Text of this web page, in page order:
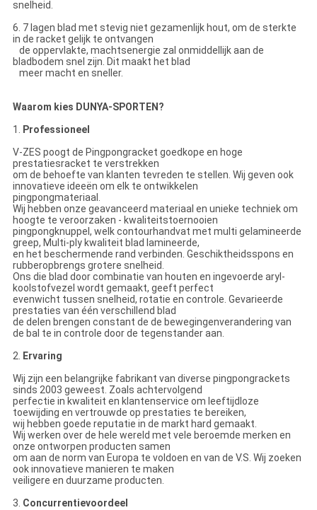
snelheid.
6. 7 lagen blad met stevig niet gezamenlijk hout, om de sterkte
in de racket gelijk te ontvangen
de oppervlakte, machtsenergie zal onmiddellijk aan de
bladbodem snel zijn. Dit maakt het blad
meer macht en sneller.
Waarom kies DUNYA-SPORTEN?
1. Professioneel
V-ZES poogt de Pingpongracket goedkope en hoge
prestatiesracket te verstrekken
om de behoefte van klanten tevreden te stellen. Wij geven ook
innovatieve ideeën om elk te ontwikkelen
pingpongmateriaal.
Wij hebben onze geavanceerd materiaal en unieke techniek om
hoogte te veroorzaken - kwaliteitstoernooien
pingpongknuppel, welk contourhandvat met multi gelamineerde
greep, Multi-ply kwaliteit blad lamineerde,
en het beschermende rand verbinden. Geschiktheidsspons en
rubberopbrengs grotere snelheid.
Ons die blad door combinatie van houten en ingevoerde aryl-
koolstofvezel wordt gemaakt, geeft perfect
evenwicht tussen snelheid, rotatie en controle. Gevarieerde
prestaties van één verschillend blad
de delen brengen constant de de bewegingenverandering van
de bal te in controle door de tegenstander aan.
2. Ervaring
Wij zijn een belangrijke fabrikant van diverse pingpongrackets
sinds 2003 geweest. Zoals achtervolgend
perfectie in kwaliteit en klantenservice om leeftijdloze
toewijding en vertrouwde op prestaties te bereiken,
wij hebben goede reputatie in de markt hard gemaakt.
Wij werken over de hele wereld met vele beroemde merken en
onze ontworpen producten samen
om aan de norm van Europa te voldoen en van de V.S. Wij zoeken
ook innovatieve manieren te maken
veiligere en duurzame producten.
3. Concurrentievoordeel